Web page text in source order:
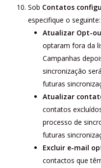
Sob Contatos
especifique o seguinte:
Atualizar Opt-
optaram fora da
Campanhas
sincronização
futuras
Atualizar
contatos
processo de
futuras
Excluir e-mail
contactos que